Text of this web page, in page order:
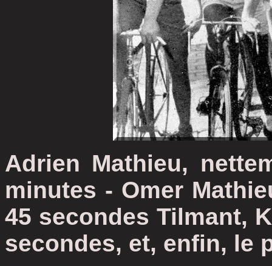
Adrien Mathieu,
minutes - Omer
45 secondes Tilmant,
secondes, et, enfin, le